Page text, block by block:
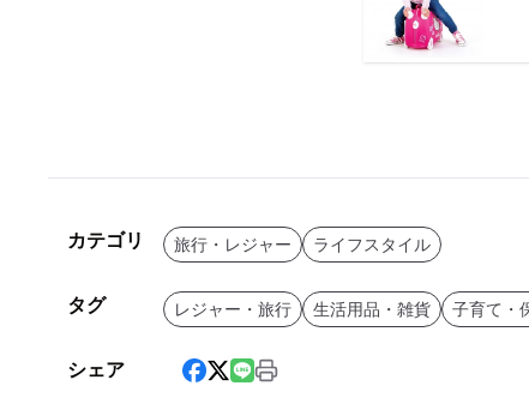
カテゴリ 旅行・レジャー ライフスタイル
タグ レジャー・旅行 生活用品・雑貨 子育て・
シェア